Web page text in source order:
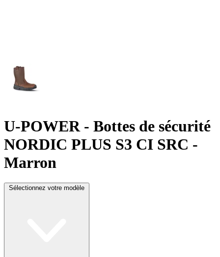
U-POWER - Bottes de sécurité
NORDIC PLUS S3 CI SRC -
Marron
Sélectionnez votre modèle